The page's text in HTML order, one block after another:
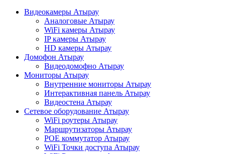
Видеокамеры Атырау
Аналоговые Атырау
WiFi камеры Атырау
IP камеры Атырау
HD камеры Атырау
Домофон Атырау
Видеодомофно Атырау
Мониторы Атырау
Внутренние мониторы Атырау
Интерактивная панель Атырау
Видеостена Атырау
Сетевое оборудование Атырау
WiFi роутеры Атырау
Маршрутизаторы Атырау
POE коммутатор Атырау
WiFi Точки доступа Атырау